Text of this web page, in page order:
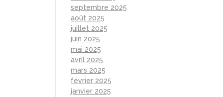
septembre 2025
août 2025
juillet 2025
juin 2025
mai 2025
avril 2025
mars 2025
février 2025
janvier 2025